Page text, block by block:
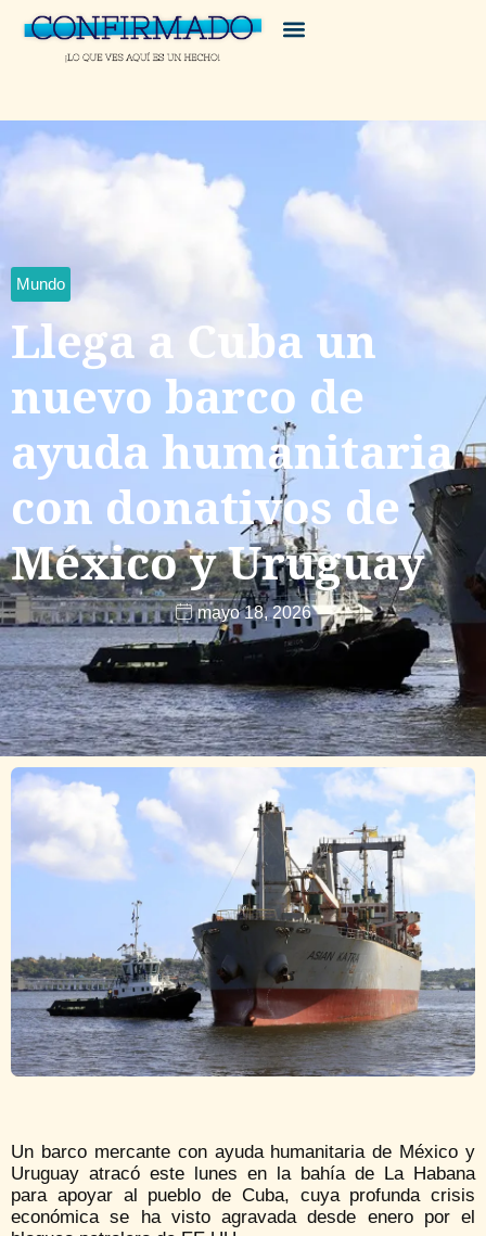
Mundo
Llega a Cuba un
nuevo barco de
ayuda humanitaria
con donativos de
México y Uruguay
mayo 18, 2026
Un barco mercante con ayuda humanitaria de México y
Uruguay atracó este lunes en la bahía de La Habana
para apoyar al pueblo de Cuba, cuya profunda crisis
económica se ha visto agravada desde enero por el